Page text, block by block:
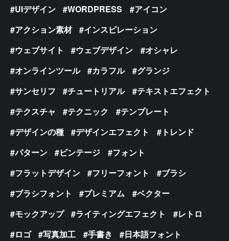
UIデザイン
WORDPRESS
アイコン
アクション素材
インスピレーション
ウェブサイト
ウェブデザイン
オシャレ
オンラインツール
カラフル
グランジ
サンセリフ
チュートリアル
テキストエフェクト
テクスチャ
テクニック
テンプレート
デザインの種
デザインエフェクト
トレンド
パターン
ビンテージ
フォント
フラットデザイン
フリーフォント
ブラシ
ブラシフォント
プレミアム
ベクター
モックアップ
ライティングエフェクト
レトロ
ロゴ
写真加工 手書き
日本語フォント